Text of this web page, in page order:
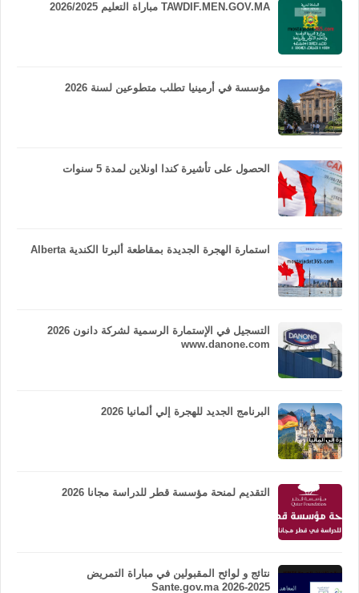
TAWDIF.MEN.GOV.MA مباراة التعليم 2026/2025
مؤسسة في أرمينيا تطلب متطوعين لسنة 2026
الحصول على تأشيرة كندا اونلاين لمدة 5 سنوات
استمارة الهجرة الجديدة بمقاطعة ألبرتا الكندية Alberta
التسجيل في الإستمارة الرسمية لشركة دانون 2026
www.danone.com
البرنامج الجديد للهجرة إلي ألمانيا 2026
التقديم لمنحة مؤسسة قطر للدراسة مجانا 2026
نتائج و لوائح المقبولين في مباراة التمريض
Sante.gov.ma 2026-2025